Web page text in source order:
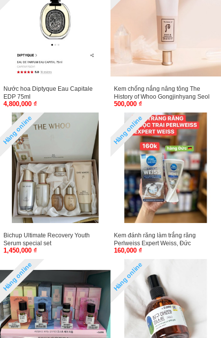
Nước hoa Diptyque Eau Capitale
EDP 75ml
4,800,000 ₫
Kem chống nắng nâng tông The
History of Whoo Gongjinhyang Seol
Radiant White Tone Up Sunscreen
500,000 ₫
Hàng online
Bichup Ultimate Recovery Youth
Serum special set
1,450,000 ₫
Hàng online
Kem đánh răng làm trắng răng
Perlweiss Expert Weiss, Đức
160,000 ₫
Hàng online Hàng online